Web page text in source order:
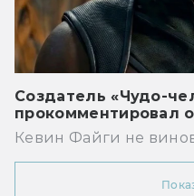
Создатель «Чудо-
прокомментировал
Кевин Файги не